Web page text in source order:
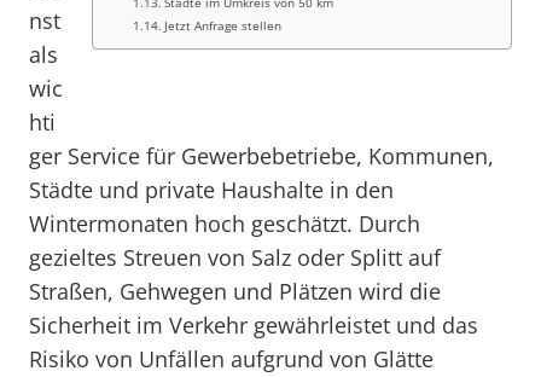
Jetzt Anfrage stellen
nst
als
wic
hti
ger Service für Gewerbebetriebe, Kommunen,
Städte und private Haushalte in den
Wintermonaten hoch geschätzt. Durch
gezieltes Streuen von Salz oder Splitt auf
Straßen, Gehwegen und Plätzen wird die
Sicherheit im Verkehr gewährleistet und das
Risiko von Unfällen aufgrund von Glätte